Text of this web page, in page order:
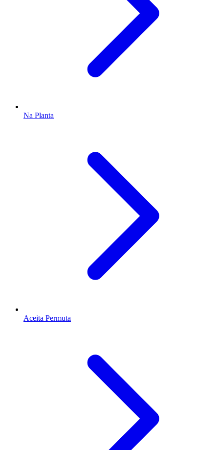
Na Planta
Aceita Permuta